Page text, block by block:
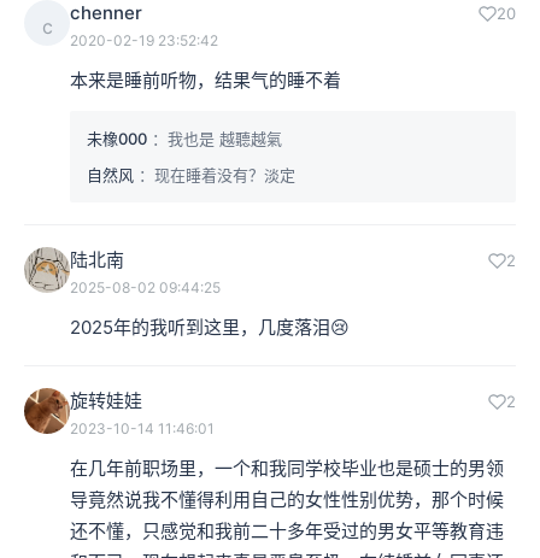
c
chenner 20
2020-02-19 23:52:42
本来是睡前听物，结果气的睡不着
未橡000 ：我也是 越聽越氣
自然风 ：现在睡着没有？淡定
陆北南 2
2025-08-02 09:44:25
2025年的我听到这里，几度落泪😢
旋转娃娃 2
2023-10-14 11:46:01
在几年前职场里，一个和我同学校毕业也是硕士的男领
导竟然说我不懂得利用自己的女性性别优势，那个时候
还不懂，只感觉和我前二十多年受过的男女平等教育违